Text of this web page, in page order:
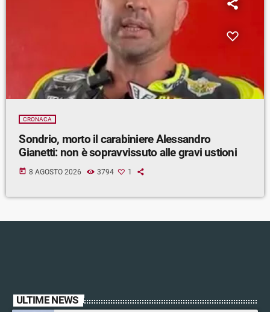
CRONACA
Sondrio, morto il carabiniere Alessandro
Gianetti: non è sopravvissuto alle gravi ustioni
today 8 AGOSTO 2026 3794 1
ULTIME NEWS